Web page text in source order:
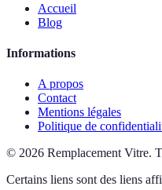
Accueil
Blog
Informations
A propos
Contact
Mentions légales
Politique de
© 2026 Remplacement Vitre.
Certains liens sont des liens